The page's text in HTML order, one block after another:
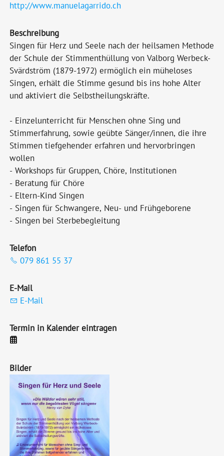
http://www.manuelagarrido.ch
Beschreibung
Singen für Herz und Seele nach der heilsamen Methode
der Schule der Stimmenthüllung von Valborg Werbeck-
Svärdström (1879-1972) ermöglich ein müheloses
Singen, erhält die Stimme gesund bis ins hohe Alter
und aktiviert die Selbstheilungskräfte.
- Einzelunterricht für Menschen ohne Sing und
Stimmerfahrung, sowie geübte Sänger/innen, die ihre
Stimmen tiefgehender erfahren und hervorbringen
wollen
- Workshops für Gruppen, Chöre, Institutionen
- Beratung für Chöre
- Eltern-Kind Singen
- Singen für Schwangere, Neu- und Frühgeborene
- Singen bei Sterbebegleitung
Telefon
079 861 55 37
E-Mail
E-Mail
Termin in Kalender eintragen
Bilder